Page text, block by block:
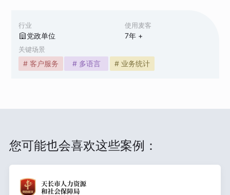
行业
党政单位
使用麦客
7年 +
关键场景
# 客户服务 # 多语言 # 业务统计
您可能也会喜欢这些案例：